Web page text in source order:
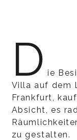
D ie
Villa auf dem
Frankfurt,
Absicht, es
zu gestalten.